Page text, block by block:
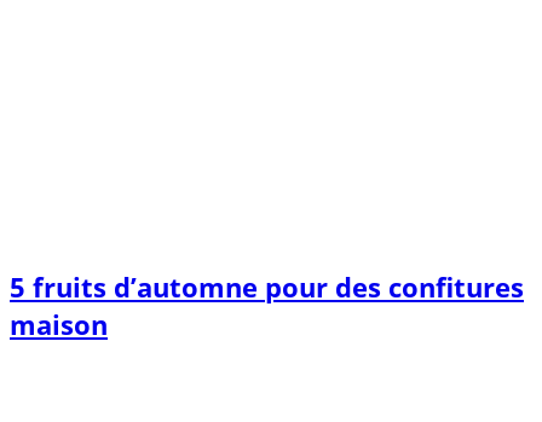
5 fruits d’automne pour des confitures
maison